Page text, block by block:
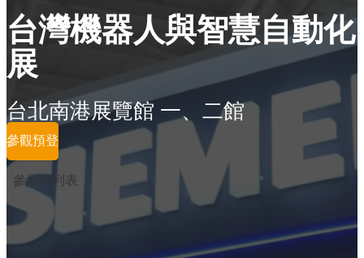
台灣機器人與智慧自動化
展
台北南港展覽館 一、二館
參觀預登
參展商列表